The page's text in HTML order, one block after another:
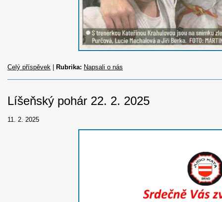
Celý příspěvek Rubrika: Napsali o nás
Líšeňský pohár 22. 2. 2025
11. 2. 2025